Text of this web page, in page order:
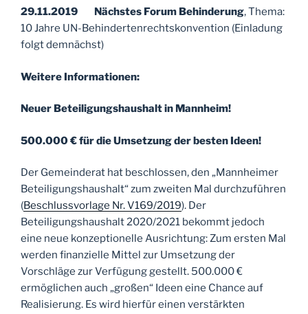
29.11.2019 Nächstes Forum Behinderung, Thema:
10 Jahre UN-Behindertenrechtskonvention (Einladung
folgt demnächst)
Weitere Informationen:
Neuer Beteiligungshaushalt in Mannheim!
500.000 € für die Umsetzung der besten Ideen!
Der Gemeinderat hat beschlossen, den „Mannheimer
Beteiligungshaushalt“ zum zweiten Mal durchzuführen
(Beschlussvorlage Nr. V169/2019). Der
Beteiligungshaushalt 2020/2021 bekommt jedoch
eine neue konzeptionelle Ausrichtung: Zum ersten Mal
werden finanzielle Mittel zur Umsetzung der
Vorschläge zur Verfügung gestellt. 500.000 €
ermöglichen auch „großen“ Ideen eine Chance auf
Realisierung. Es wird hierfür einen verstärkten